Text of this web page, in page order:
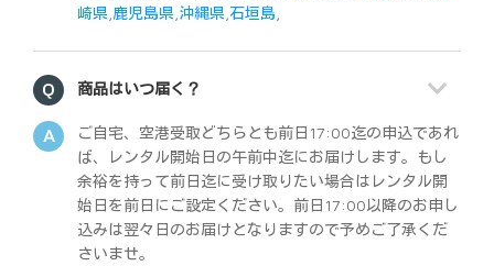
崎県 鹿児島県 沖縄県 石垣島
商品はいつ届く？
ご自宅、空港受取どちらとも前日17:00迄の申込であれ
ば、レンタル開始日の午前中迄にお届けします。もし
余裕を持って前日迄に受け取りたい場合はレンタル開
始日を前日にご設定ください。前日17:00以降のお申し
込みは翌々日のお届けとなりますので予めご了承くだ
さいませ。